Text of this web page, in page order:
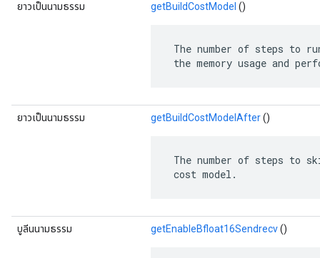
ยาวเป็นนามธรรม getBuildCostModel ()
The number of steps to
the memory usage and
ยาวเป็นนามธรรม getBuildCostModelAfter()
The number of steps to
cost model.
บูลีนนามธรรม getEnableBfloat16Sendrecv()